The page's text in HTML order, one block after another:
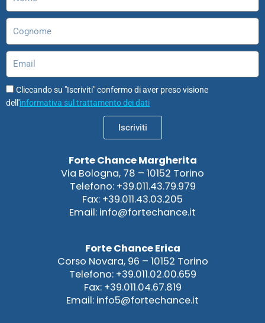
Cliccando su "Iscriviti" confermo di aver preso visione
dell'informativa sul trattamento dei dati
Iscriviti
Forte Chance Margherita
Via Bologna, 78 – 10152 Torino
Telefono: +39.011.43.79.979
Fax: +39.011.43.03.205
Email: info@fortechance.it
Forte Chance Erica
Corso Novara, 96 – 10152 Torino
Telefono: +39.011.02.00.659
Fax: +39.011.04.67.819
Email: info5@fortechance.it